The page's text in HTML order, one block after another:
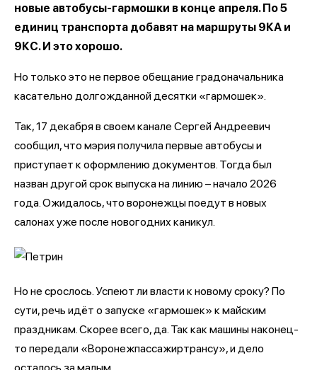
новые автобусы-гармошки в конце апреля. По 5
единиц транспорта добавят на маршруты 9КА и
9КС. И это хорошо.
Но только это не первое обещание градоначальника
касательно долгожданной десятки «гармошек».
Так, 17 декабря в своем канале Сергей Андреевич
сообщил, что мэрия получила первые автобусы и
приступает к оформлению документов. Тогда был
назван другой срок выпуска на линию – начало 2026
года. Ожидалось, что воронежцы поедут в новых
салонах уже после новогодних каникул.
Но не срослось. Успеют ли власти к новому сроку? По
сути, речь идёт о запуске «гармошек» к майским
праздникам. Скорее всего, да. Так как машины наконец-
то передали «Воронежпассажиртрансу», и дело